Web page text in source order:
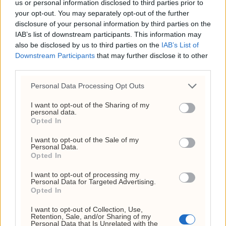
us or personal information disclosed to third parties prior to
your opt-out. You may separately opt-out of the further
disclosure of your personal information by third parties on the
IAB’s list of downstream participants. This information may
also be disclosed by us to third parties on the IAB’s List of
Downstream Participants that may further disclose it to other
Personal Data Processing Opt Outs
I want to opt-out of the Sharing of my
personal data.
Opted In
I want to opt-out of the Sale of my
Personal Data.
Opted In
I want to opt-out of processing my
Personal Data for Targeted Advertising.
Opted In
I want to opt-out of Collection, Use,
Retention, Sale, and/or Sharing of my
Personal Data that Is Unrelated with the
Russland
Trump vil sparke Lisa
Cook igjen